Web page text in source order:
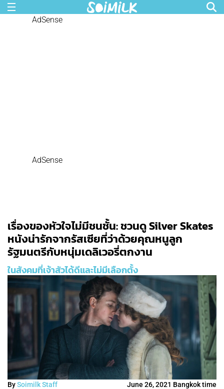
AdSense
AdSense
เรื่องของหัวใจไม่มีชนชั้น: ชวนดู Silver Skates
หนังน่ารักจากรัสเซียที่ว่าด้วยคุณหนูลูก
รัฐมนตรีกับหนุ่มเดลิเวอรี่ตกงาน
ในสังคมที่เจ้าสัวได้ดีและไม่มีเลือกตั้ง
BySoimilk Staff June 26, 2021 Bangkok time